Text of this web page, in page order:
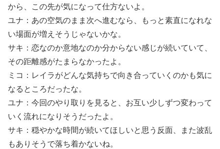
から、この先が気になって仕方ないよ。
ユナ：あの空気のまま次へ進むなら、もっと素直になれな
い場面が増えそうじゃないかな。
サキ：恋なのか意地なのか分からない感じが続いていて、
その距離感がたまらなかったよ。
ミコ：レイラがどんな気持ちで向き合っていくのかも気に
なるところだったな。
ユナ：今回のやり取りを見ると、お互い少しずつ変わって
いく流れになりそうだったよ。
サキ：穏やかな時間が続いてほしいと思う反面、また波乱
もありそうで落ち着かないね。